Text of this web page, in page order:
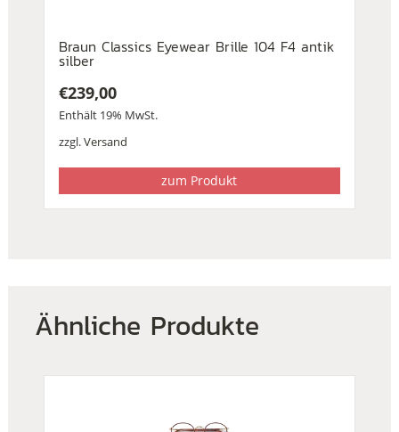
Braun Classics Eyewear Brille 104 F4 antik
silber
€239,00
Enthält 19% MwSt.
zzgl.Versand
zum Produkt
Ähnliche Produkte